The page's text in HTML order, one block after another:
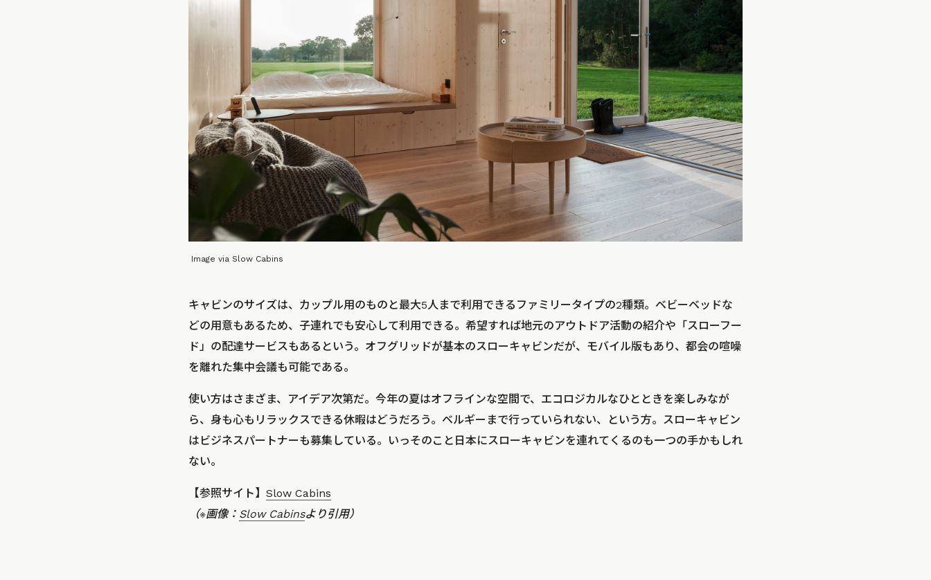
Image via Slow Cabins
キャビンのサイズは、カップル用のものと最大5人まで利用できるファミリータイプの2種類。ベビーベッドな
どの用意もあるため、子連れでも安心して利用できる。希望すれば地元のアウトドア活動の紹介や「スローフー
ド」の配達サービスもあるという。オフグリッドが基本のスローキャビンだが、モバイル版もあり、都会の喧噪
を離れた集中会議も可能である。
使い方はさまざま、アイデア次第だ。今年の夏はオフラインな空間で、エコロジカルなひとときを楽しみなが
ら、身も心もリラックスできる休暇はどうだろう。ベルギーまで行っていられない、という方。スローキャビン
はビジネスパートナーも募集している。いっそのこと日本にスローキャビンを連れてくるのも一つの手かもしれ
ない。
【参照サイト】 Slow Cabins
（※画像： Slow Cabinsより引用）